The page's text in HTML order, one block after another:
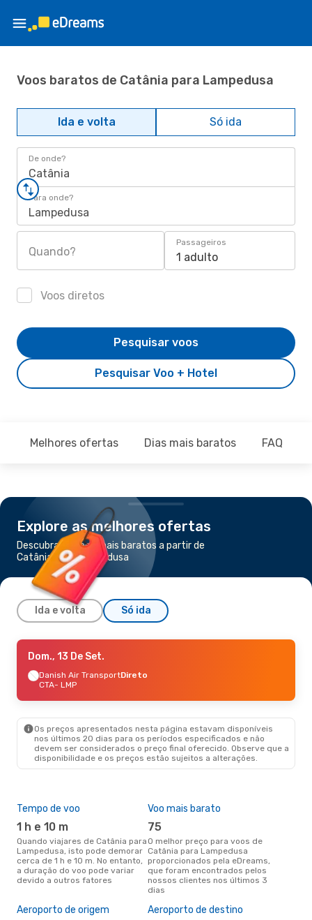
Voos baratos de Catânia para Lampedusa
Ida e volta Só ida
De onde?
Catânia
Para onde?
Lampedusa
Quando?
Passageiros
1 adulto
Voos diretos
Pesquisar Voo + Hotel
Pesquisar voos
Melhores ofertas Dias mais baratos FAQ
Explore as melhores ofertas
Descubra os voos mais baratos a partir de
Catânia para Lampedusa
Ida e volta Só ida
Sex., 25 De Set.- Dom., 27 De Set.
Danish Air TransportDireto
CTA- LMP
LMP- CTA
Sáb., 3 De Out.- Dom., 4 De Out.
Danish Air TransportDireto
CTA
Danish Air Transport Direto
CTA - LMP
Danish Air TransportDireto
LMP - CTA
Dom., 13 De Set.
Danish Air TransportDireto
CTA- LMP
Os preços apresentados nesta página estavam disponíveis
nos últimos 20 dias para os períodos especificados e não
devem ser considerados o preço final oferecido. Observe que a
disponibilidade e os preços estão sujeitos a alterações.
Tempo de voo
1 h e 10 m
Quando viajares de Catânia para
Lampedusa, isto pode demorar
cerca de 1 h e 10 m. No entanto,
a duração do voo pode variar
devido a outros fatores
Voo mais barato
75
O melhor preço para voos de
Catânia para Lampedusa
proporcionados pela eDreams,
que foram encontrados pelos
nossos clientes nos últimos 3
dias
Aeroporto de origem Aeroporto de destino